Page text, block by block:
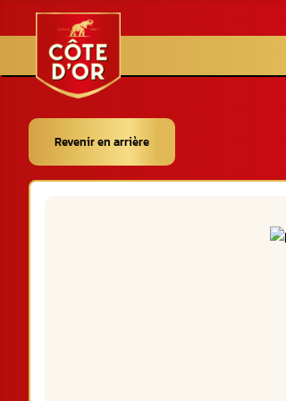
Revenir en arrière